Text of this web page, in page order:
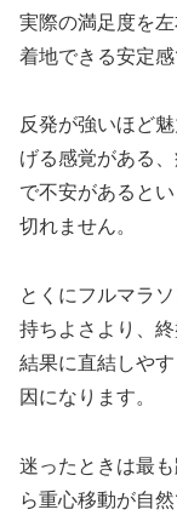
実際の満足度を
着地できる安定感
反発が強いほど
げる感覚がある
で不安があると
切れません。
とくにフルマラ
持ちよさより、
結果に直結しや
因になります。
迷ったときは最
ら重心移動が自